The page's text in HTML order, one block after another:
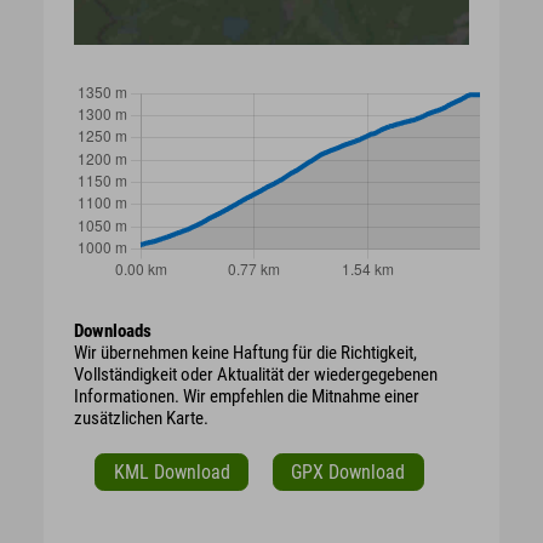
Downloads
Wir übernehmen keine Haftung für die Richtigkeit,
Vollständigkeit oder Aktualität der wiedergegebenen
Informationen. Wir empfehlen die Mitnahme einer
zusätzlichen Karte.
KML Download GPX Download